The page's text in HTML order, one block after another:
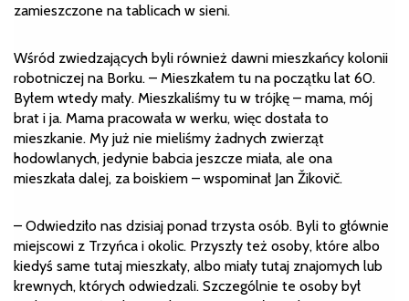
zamieszczone na tablicach w sieni.
Wśród zwiedzających byli również dawni mieszkańcy kolonii
robotniczej na Borku. – Mieszkałem tu na początku lat 60.
Byłem wtedy mały. Mieszkaliśmy tu w trójkę – mama, mój
brat i ja. Mama pracowała w werku, więc dostała to
mieszkanie. My już nie mieliśmy żadnych zwierząt
hodowlanych, jedynie babcia jeszcze miała, ale ona
mieszkała dalej, za boiskiem – wspominał Jan Žikovič.
– Odwiedziło nas dzisiaj ponad trzysta osób. Byli to głównie
miejscowi z Trzyńca i okolic. Przyszły też osoby, które albo
kiedyś same tutaj mieszkały, albo miały tutaj znajomych lub
krewnych, których odwiedzali. Szczególnie te osoby był